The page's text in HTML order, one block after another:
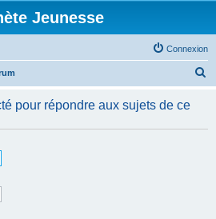
Jeunesse
Connexion
h
pour répondre aux sujets de ce